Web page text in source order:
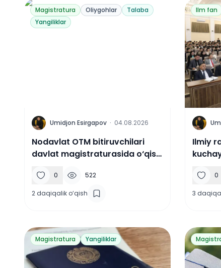
Magistratura Oliygohlar
Talaba
Yangiliklar
U Umidjon Esirgapov · 04.08.2026
Nodavlat OTM bitiruvchilari
davlat magistraturasida o‘qishi
0 522
2 daqiqalik o‘qish
Ilm fan
U
Ilmiy
0
3
Magistratura Yangiliklar